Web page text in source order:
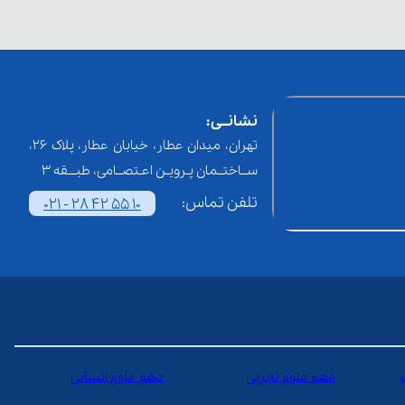
نشانــی:
تهران، میدان عطار، خیابان عطار، پلاک 26،
ســاختــمان پـرویـن اعـتصــامی، طبـــقه 3
تلفن تماس: 021 - 28 42 55 10
دهم علوم تجربی دهم علوم انسانی